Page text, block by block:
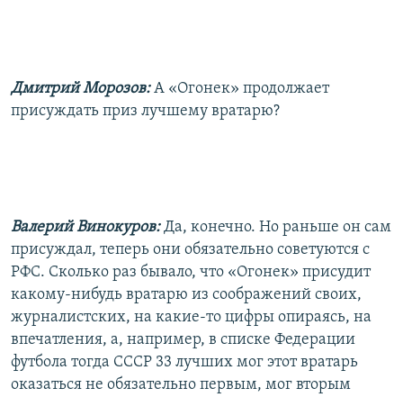
Дмитрий Морозов: А «Огонек» продолжает
присуждать приз лучшему вратарю?
Валерий Винокуров: Да, конечно. Но раньше он сам
присуждал, теперь они обязательно советуются с
РФС. Сколько раз бывало, что «Огонек» присудит
какому-нибудь вратарю из соображений своих,
журналистских, на какие-то цифры опираясь, на
впечатления, а, например, в списке Федерации
футбола тогда СССР 33 лучших мог этот вратарь
оказаться не обязательно первым, мог вторым